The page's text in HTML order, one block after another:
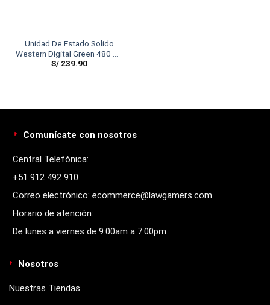
Unidad De Estado Solido
Western Digital Green 480 GB
SN350, NVMe, M.2 2280,
S/239.90
Comunícate con nosotros
Central Telefónica:
+51 912 492 910
Correo electrónico: ecommerce@lawgamers.com
Horario de atención:
De lunes a viernes de 9:00am a 7:00pm
Nosotros
Nuestras Tiendas